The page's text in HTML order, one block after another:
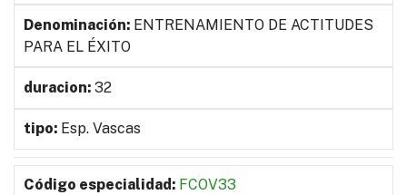
ENTRENAMIENTO DE ACTITUDES
PARA EL ÉXITO
32
Esp. Vascas
FCOV33